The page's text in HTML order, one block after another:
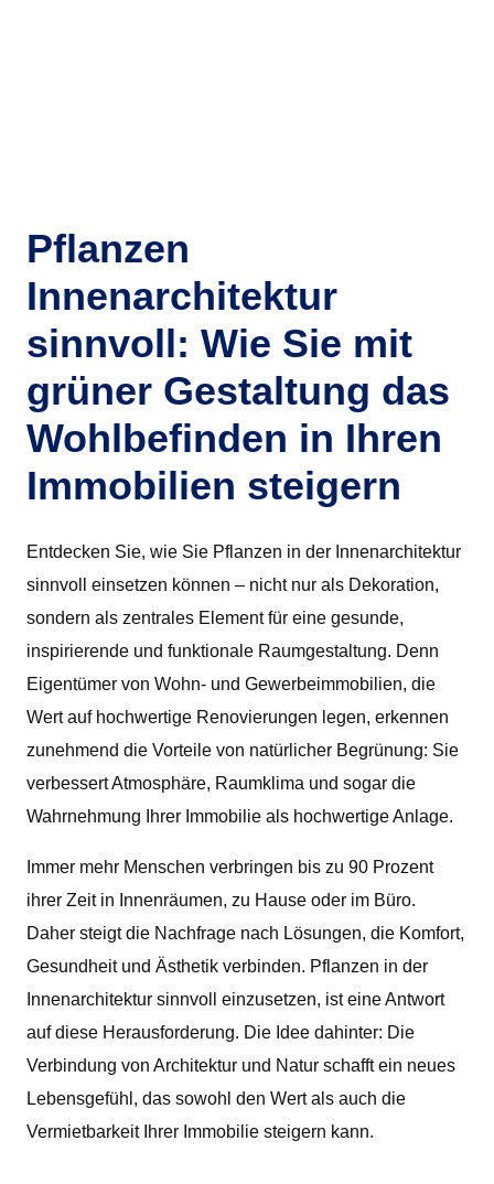
Pflanzen
Innenarchitektur
sinnvoll: Wie Sie mit
grüner Gestaltung das
Wohlbefinden in Ihren
Immobilien steigern
Entdecken Sie, wie Sie Pflanzen in der Innenarchitektur
sinnvoll einsetzen können – nicht nur als Dekoration,
sondern als zentrales Element für eine gesunde,
inspirierende und funktionale Raumgestaltung. Denn
Eigentümer von Wohn- und Gewerbeimmobilien, die
Wert auf hochwertige Renovierungen legen, erkennen
zunehmend die Vorteile von natürlicher Begrünung: Sie
verbessert Atmosphäre, Raumklima und sogar die
Wahrnehmung Ihrer Immobilie als hochwertige Anlage.
Immer mehr Menschen verbringen bis zu 90 Prozent
ihrer Zeit in Innenräumen, zu Hause oder im Büro.
Daher steigt die Nachfrage nach Lösungen, die Komfort,
Gesundheit und Ästhetik verbinden. Pflanzen in der
Innenarchitektur sinnvoll einzusetzen, ist eine Antwort
auf diese Herausforderung. Die Idee dahinter: Die
Verbindung von Architektur und Natur schafft ein neues
Lebensgefühl, das sowohl den Wert als auch die
Vermietbarkeit Ihrer Immobilie steigern kann.